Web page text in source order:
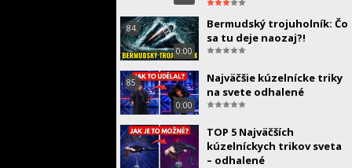
0:00
84.
Bermudský trojuholník: Čo
sa tu deje naozaj?!
0:00
85.
Najväčšie kúzelnícke triky
na svete odhalené
TOP 5 Najväčších
kúzelníckych trikov sveta
– odhalené